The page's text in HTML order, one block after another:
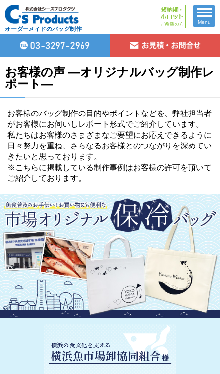
オーダーメイドのバッグ制作
Menu
お客様の声 ―オリジナルバッグ制作レ
ポート―
お客様のバッグ制作の目的やポイントなどを、弊社担当者
がお客様にお伺いしレポート形式でご紹介しています。
私たちはお客様のさまざまなご要望にお応えできるように
日々努力を重ね、さらなるお客様とのつながりを深めてい
きたいと思っております。
※こちらに掲載している制作事例はお客様の許可を頂いて
ご紹介しております。